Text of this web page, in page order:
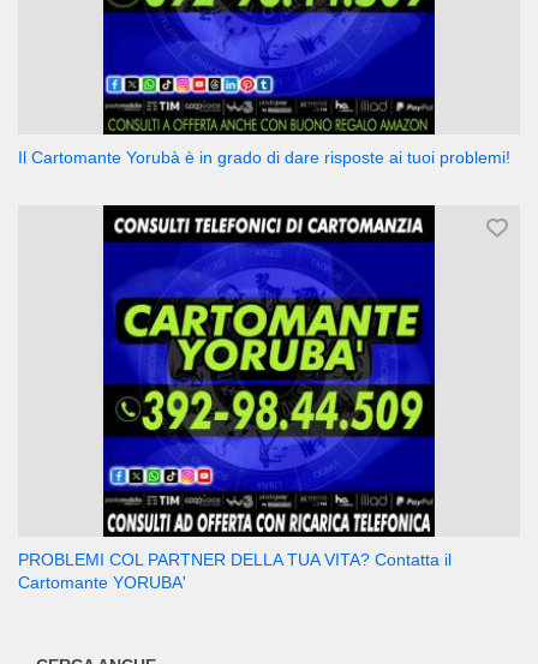
Il Cartomante Yorubà è in grado di dare risposte ai tuoi problemi!
PROBLEMI COL PARTNER DELLA TUA VITA? Contatta il
Cartomante YORUBA'